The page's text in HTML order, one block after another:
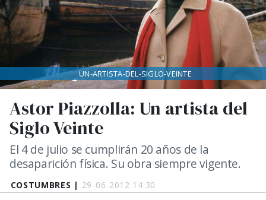
COSTUMBRES | 29-06-2012 14:30
Astor Piazzolla: Un artista del
Siglo Veinte
El 4 de julio se cumplirán 20 años de la
desaparición física. Su obra siempre vigente.
UN-ARTISTA-DEL-SIGLO-VEINTE